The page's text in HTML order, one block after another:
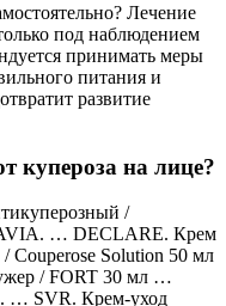
Лечение
под наблюдением
принимать меры
питания и
развитие
купероза на лице?
/
… DECLARE. Крем
Couperose Solution 50 мл
/ FORT 30 мл …
… SVR. Крем-уход